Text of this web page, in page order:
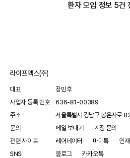
환자 모임 정보 5건
라이프엑스(주)
대표
장민후
사업자 등록 번호
636-81-00389
주소
서울특별시 강남구 봉은사로
문의
메일 보내기
계정 문의
관련 사이트
레어데이터 마미톡 인
SNS
블로그 카카오톡